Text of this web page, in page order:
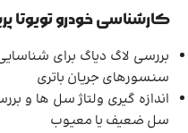
کارشناسی خودرو تویوتا
بررسی لاگ دیاگ برای
سنسورهای جریان باتری
اندازه گیری ولتاژ سل ها و
سل ضعیف یا معیوب